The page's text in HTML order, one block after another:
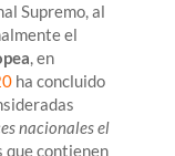
Supremo, al
el
, en
ha concluido
nacionales el
que contienen